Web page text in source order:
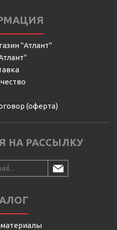
"Атлант"
(оферта)
НА РАССЫЛКУ